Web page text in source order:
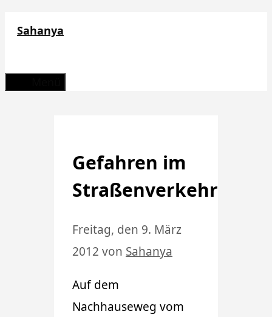
Sahanya
Gefahren im
Straßenverkehr
Freitag, den 9. März
2012 von Sahanya
Auf dem
Nachhauseweg vom